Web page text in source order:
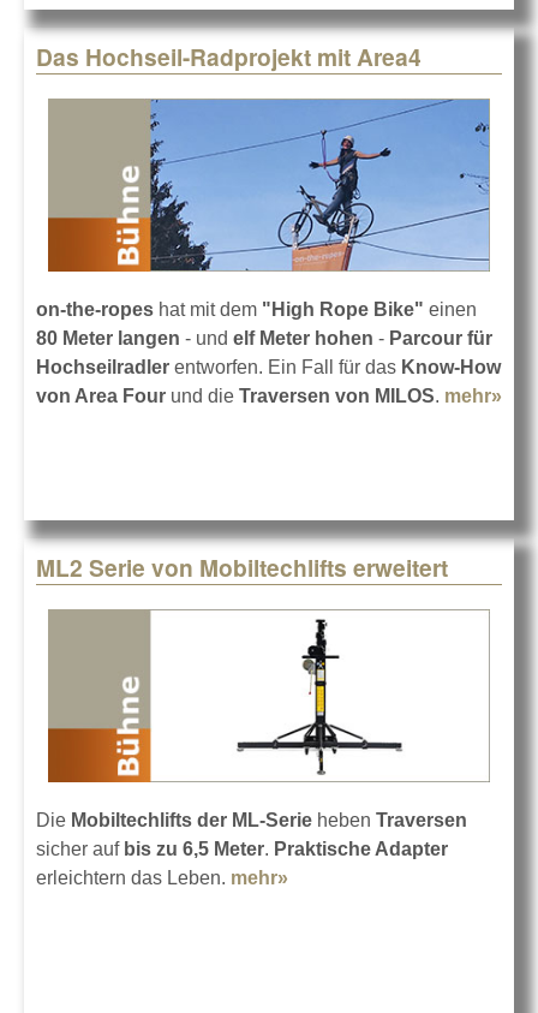
Das Hochseil-Radprojekt mit Area4
on-the-ropes hat mit dem "High Rope Bike" einen
80 Meter langen - und elf Meter hohen - Parcour für
Hochseilradler entworfen. Ein Fall für das Know-How
von Area Four und die Traversen von MILOS. mehr»
ML2 Serie von Mobiltechlifts erweitert
Die Mobiltechlifts der ML-Serie heben Traversen
sicher auf bis zu 6,5 Meter. Praktische Adapter
erleichtern das Leben. mehr»